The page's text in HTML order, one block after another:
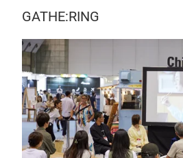
GATHE:RING